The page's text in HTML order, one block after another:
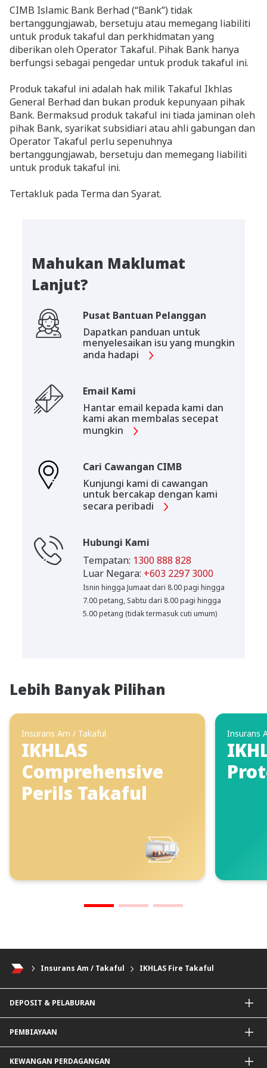
CIMB Islamic Bank Berhad (“Bank”) tidak
bertanggungjawab, bersetuju atau memegang liabiliti
untuk produk takaful dan perkhidmatan yang
diberikan oleh Operator Takaful. Pihak Bank hanya
berfungsi sebagai pengedar untuk produk takaful ini.
Produk takaful ini adalah hak milik Takaful Ikhlas
General Berhad dan bukan produk kepunyaan pihak
Bank. Bermaksud produk takaful ini tiada jaminan oleh
pihak Bank, syarikat subsidiari atau ahli gabungan dan
Operator Takaful perlu sepenuhnya
bertanggungjawab, bersetuju dan memegang liabiliti
untuk produk takaful ini.
Tertakluk pada Terma dan Syarat.
Mahukan Maklumat
Lanjut?
Pusat Bantuan Pelanggan
Dapatkan panduan untuk
menyelesaikan isu yang mungkin
anda hadapi
Email Kami
Hantar email kepada kami dan
kami akan membalas secepat
mungkin
Cari Cawangan CIMB
Kunjungi kami di cawangan
untuk bercakap dengan kami
secara peribadi
Hubungi Kami
Tempatan: 1300 888 828
Luar Negara: +603 2297 3000
Isnin hingga Jumaat dari 8.00 pagi hingga
7.00 petang, Sabtu dari 8.00 pagi hingga
5.00 petang (tidak termasuk cuti umum)
Lebih Banyak Pilihan
Insurans Am / Takaful
IKHLAS
Comprehensive
Perils Takaful
Insurans
Insurans Am / Takaful IKHLAS Fire Takaful
DEPOSIT & PELABURAN
Deposit & Pelaburan Tetap
Instrumen Lain
PEMBIAYAAN
Pembiayaan Modal Kerja Am
KEWANGAN PERDAGANGAN